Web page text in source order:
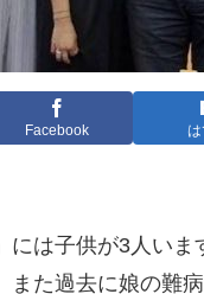
Facebook
は子供が3人いま
また過去に娘の難